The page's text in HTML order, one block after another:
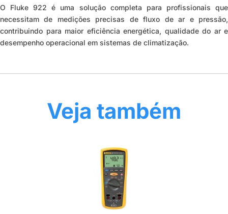
O Fluke 922
é uma solução completa para profissionais que
necessitam de medições precisas de fluxo de ar e pressão,
contribuindo para maior eficiência energética, qualidade do ar e
desempenho operacional em sistemas de climatização.
Veja também